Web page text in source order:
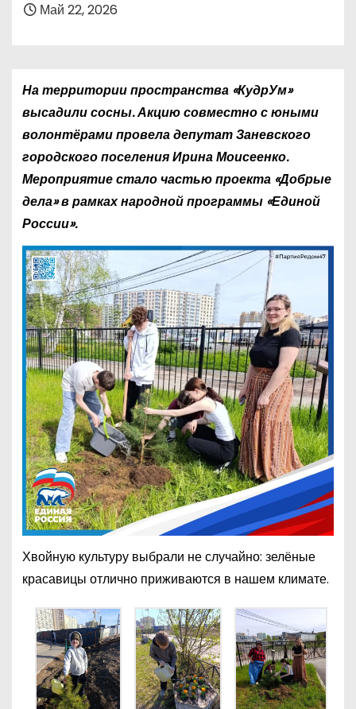
Май 22, 2026
На территории пространства «КудрУм»
высадили сосны. Акцию совместно с юными
волонтёрами провела депутат Заневского
городского поселения Ирина Моисеенко.
Мероприятие стало частью проекта «Добрые
дела» в рамках народной программы «Единой
России».
Хвойную культуру выбрали не случайно: зелёные
красавицы отлично приживаются в нашем климате.